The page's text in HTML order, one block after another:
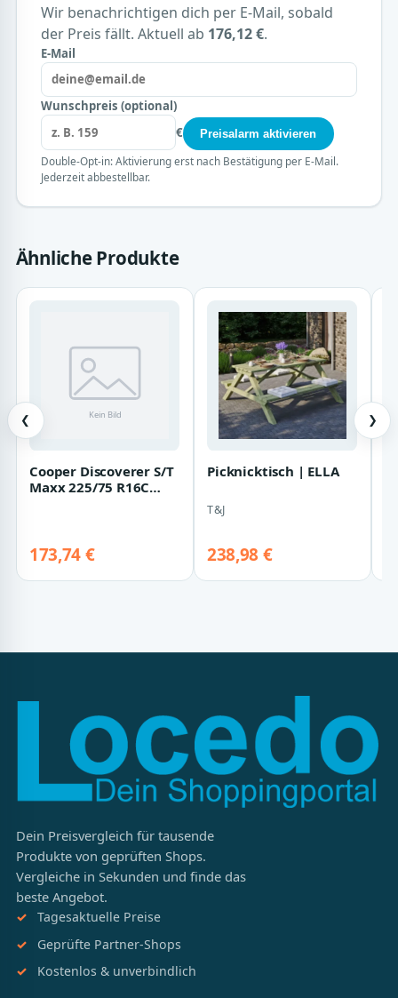
Wir benachrichtigen dich per E-Mail, sobald
der Preis fällt. Aktuell ab 176,12 €.
E-Mail
Wunschpreis (optional)
€
Preisalarm aktivieren
Double-Opt-in: Aktivierung erst nach Bestätigung per E-Mail.
Jederzeit abbestellbar.
Ähnliche Produkte
❮
Cooper Discoverer S/T
Maxx 225/75 R16C
173,74 €
Picknicktisch | ELLA
T&J
238,98 €
❯
Dein Preisvergleich für tausende
Produkte von geprüften Shops.
Vergleiche in Sekunden und finde das
beste Angebot.
Tagesaktuelle Preise
Geprüfte Partner-Shops
Kostenlos & unverbindlich